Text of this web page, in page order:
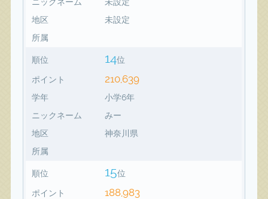
地区
未設定
所属
順位 14位
ポイント 210,639
学年
小学6年
ニックネーム
みー
地区
神奈川県
所属
順位 15位
ポイント 188,983